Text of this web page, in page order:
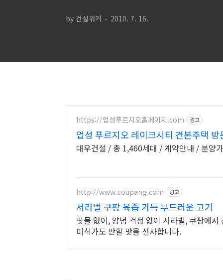
by 건설워커 2010. 7. 16.
https://업성푸르지오홈페이지.com 광고
업성 푸르지오 레이크시티 견본주택 방
대우건설 / 총 1,460세대 / 계약안내 / 분양
http://www.coupang.com 광고
서라벌 쿠팡 육즙 가득 부드러운 고기
핏물 없이, 양념 걱정 없이 서라벌, 쿠팡에
미식가도 반할 맛을 선사합니다.